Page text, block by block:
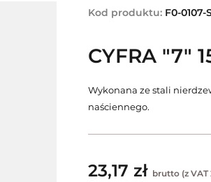
Kod produktu: F0-0107-
CYFRA "7"
Wykonana ze stali
naściennego.
23,17 zł brutto (z VAT